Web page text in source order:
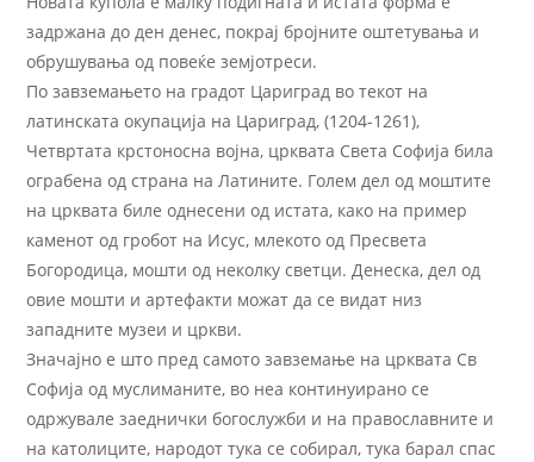
задржана до ден денес, покрај бројните оштетувања и
обрушувања од повеќе земјотреси.
По завземањето на градот Цариград во текот на
латинската окупација на Цариград, (1204-1261),
Четвртата крстоносна војна, црквата Света Софија била
ограбена од страна на Латините. Голем дел од моштите
на црквата биле однесени од истата, како на пример
каменот од гробот на Исус, млекото од Пресвета
Богородица, мошти од неколку светци. Денеска, дел од
овие мошти и артефакти можат да се видат низ
западните музеи и цркви.
Значајно е што пред самото завземање на црквата Св
Софија од муслиманите, во неа континуирано се
одржувале заеднички богослужби и на православните и
на католиците, народот тука се собирал, тука барал спас